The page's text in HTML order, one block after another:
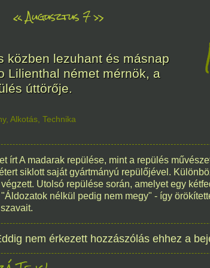
«Augusztus 7»
Erzsébet,
466éve
Gusztáv
egyetemi
201éve
szólj hozzá!
1825. 08. 07.
a híres
150éve
közben lezuhant és másnap
Lilienthal német mérnök, a
úttörője.
, Alkotás Technika
írt A madarak repülése, mint a repülés
siklott saját gyártmányú repülőjével.
Utolsó repülése során, amelyet egy
nélkül pedig nem megy" - így
nem érkezett hozzászólás ehhez a